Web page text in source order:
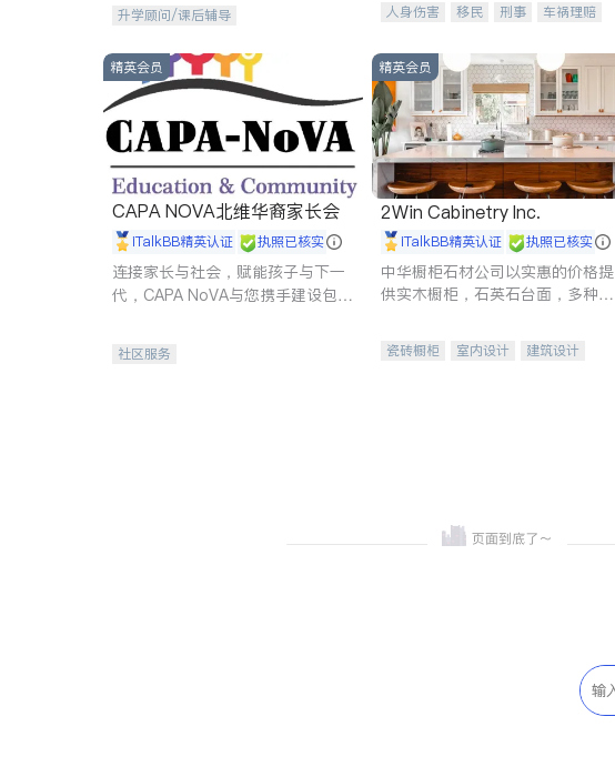
升学顾问/课后辅导 人身伤害 移民 刑事
车祸理赔
商标注册
索赔 律师-其它 保释
精英会员
CAPA NOVA北维华裔家长会
iTalkBB精英认证 执照已核实
连接家长与社会，赋能孩子与下一
代，CAPA NoVA与您携手建设包
社区服务
精英会员
2Win Cabinetry Inc.
iTalkBB精英认证 执照已核实
中华橱柜石材公司以实惠的价格提
供实木橱柜，石英石台面，多种优
机。品质厨房，家的选择。
瓷砖橱柜 室内设计
建筑设计